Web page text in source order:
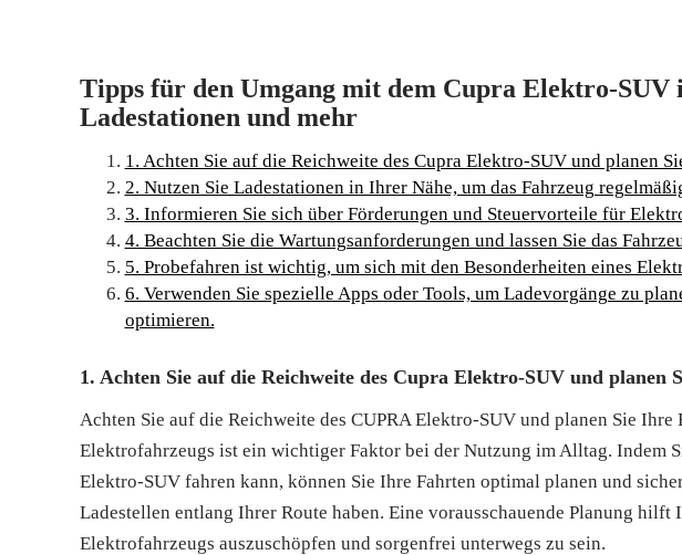
Tipps für den Umgang mit dem Cupra Elektro-SUV
Ladestationen und mehr
1. Achten Sie auf die Reichweite des Cupra Elektro-SUV und planen
2. Nutzen Sie Ladestationen in Ihrer Nähe, um das Fahrzeug
3. Informieren Sie sich über Förderungen und Steuervorteile für
4. Beachten Sie die Wartungsanforderungen und lassen Sie das
5. Probefahren ist wichtig, um sich mit den Besonderheiten eines
6. Verwenden Sie spezielle Apps oder Tools, um Ladevorgänge zu
optimieren.
1. Achten Sie auf die Reichweite des Cupra Elektro-SUV und planen
Achten Sie auf die Reichweite des CUPRA Elektro-SUV und planen Sie
Elektrofahrzeugs ist ein wichtiger Faktor bei der Nutzung im Alltag. Indem
Elektro-SUV fahren kann, können Sie Ihre Fahrten optimal planen und
Ladestellen entlang Ihrer Route haben. Eine vorausschauende Planung hilft
Elektrofahrzeugs auszuschöpfen und sorgenfrei unterwegs zu sein.